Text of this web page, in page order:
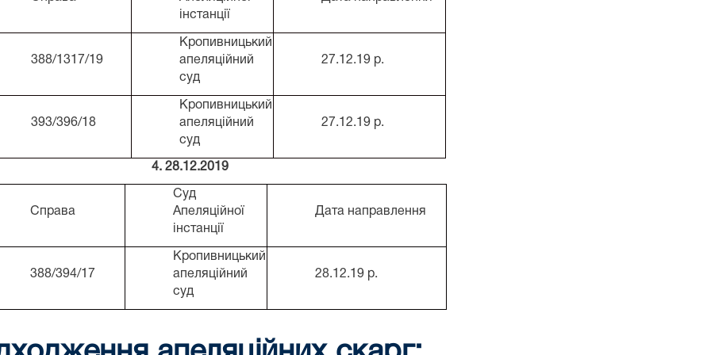
інстанції
388/1317/19
Кропивницький
апеляційний
суд
27.12.19 р.
393/396/18
Кропивницький
апеляційний
суд
27.12.19 р.
4. 28.12.2019
Справа
Суд
Апеляційної
інстанції
Дата направлення
388/394/17
Кропивницький
апеляційний
суд
28.12.19 р.